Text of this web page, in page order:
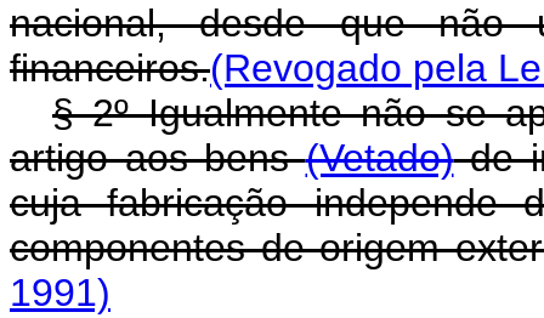
nacional, desde que não
financeiros.(Revogado pela
§ 2º Igualmente não se
artigo aos bens(Vetado)de
cuja fabricação independe
componentes de origem
1991)